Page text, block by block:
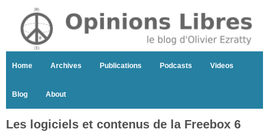
Home Archives Publications Podcasts Videos
Blog About
Les logiciels et contenus de la Freebox 6